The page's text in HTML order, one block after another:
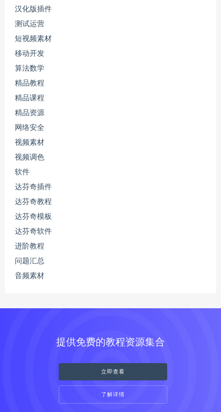
汉化版插件
测试运营
短视频素材
移动开发
算法数学
精品教程
精品课程
精品资源
网络安全
视频素材
视频调色
软件
达芬奇插件
达芬奇教程
达芬奇模板
达芬奇软件
进阶教程
问题汇总
音频素材
提供免费的教程资源集合
立即查看
了解详情